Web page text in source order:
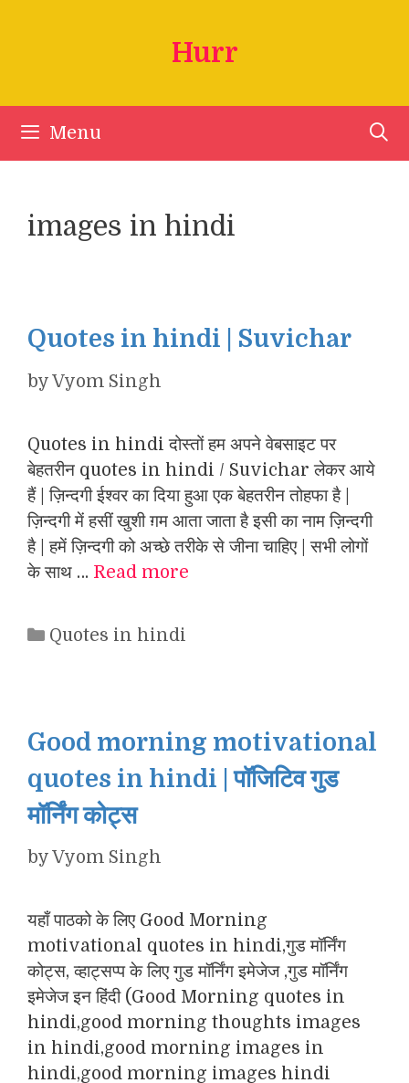
Hurr
Menu
images in hindi
Quotes in hindi | Suvichar
byVyom Singh
Quotes in hindi दोस्तों हम अपने वेबसाइट पर
बेहतरीन quotes in hindi / Suvichar लेकर आये
हैं | ज़िन्दगी ईश्वर का दिया हुआ एक बेहतरीन तोहफा है |
ज़िन्दगी में हसीं खुशी ग़म आता जाता है इसी का नाम ज़िन्दगी
है | हमें ज़िन्दगी को अच्छे तरीके से जीना चाहिए | सभी लोगों
के साथ … Read more
Categories
Quotes in hindi
Good morning motivational
quotes in hindi | पॉजिटिव गुड
मॉर्निंग कोट्स
byVyom Singh
यहाँ पाठको के लिए Good Morning
motivational quotes in hindi,गुड मॉर्निंग
कोट्स, व्हाट्सप्प के लिए गुड मॉर्निंग इमेजेज ,गुड मॉर्निंग
इमेजेज इन हिंदी (Good Morning quotes in
hindi,good morning thoughts images
in hindi,good morning images in
hindi,good morning images hindi